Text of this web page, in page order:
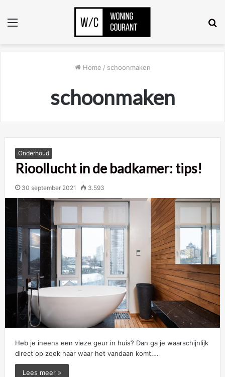
Home / schoonmaken
schoonmaken
Onderhoud
Rioollucht in de badkamer: tips!
30 september 2021 3.593
Heb je ineens een vieze geur in huis? Dan ga je waarschijnlijk
direct op zoek naar waar het vandaan komt.…
Lees meer »